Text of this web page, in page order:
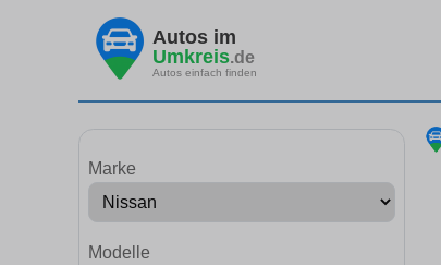
Autos im
Umkreis.de
Autos einfach finden
Marke
Modelle